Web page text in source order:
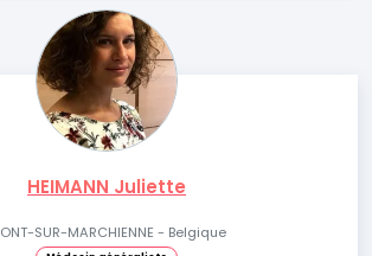
HEIMANN Juliette
SUR-MARCHIENNE - Belgique